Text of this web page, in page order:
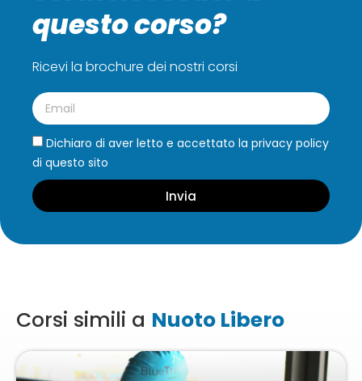
questo corso?
Ricevi la brochure dei nostri corsi
Dichiaro di aver letto e accettato la privacy policy
di questo sito
Invia
Corsi simili a Nuoto Libero